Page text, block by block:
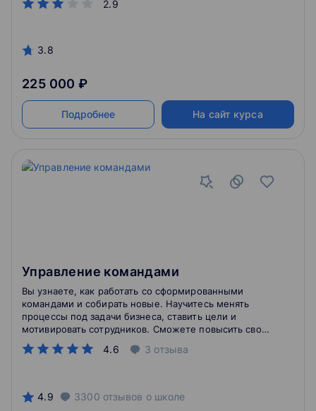
2.9
технологий.
3.8
225 000 ₽
Подробнее На сайт курса
Управление командами
4.6 3 отзыва
Вы узнаете, как работать со сформированными
командами и собирать новые. Научитесь менять
процессы под задачи бизнеса, ставить цели и
мотивировать сотрудников. Сможете повысить свою
ценность в компании.
4.9 3300 отзывов о школе